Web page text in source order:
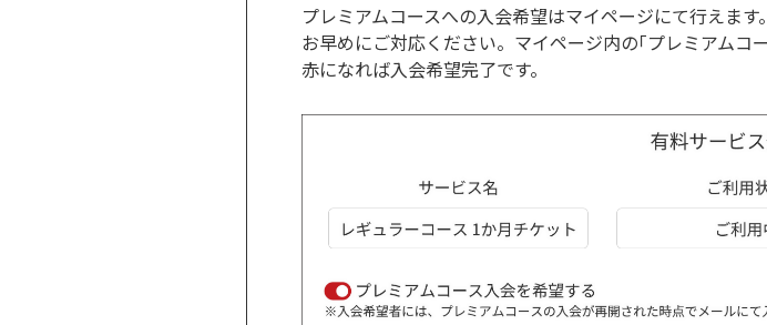
プレミアムコースへの入会希望はマイページにて行えま
お早めにご対応ください。マイページ内の｢プレミアム
赤になれば入会希望完了です。